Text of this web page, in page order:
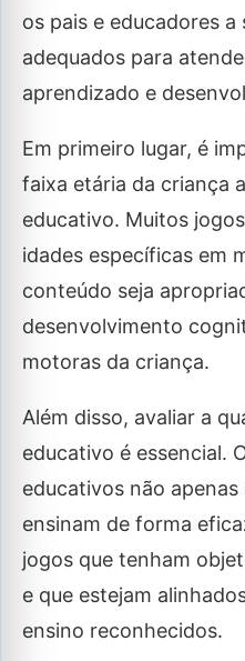
os pais e educadores
adequados para
aprendizado e
Em primeiro lugar, é
faixa etária da criança
educativo. Muitos
idades específicas em
conteúdo seja
desenvolvimento
motoras da criança.
Além disso, avaliar a
educativo é essencial.
educativos não
ensinam de forma
jogos que tenham
e que estejam
ensino reconhecidos.